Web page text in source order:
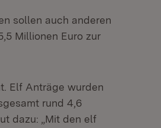
sollen auch anderen
Millionen Euro zur
Elf Anträge wurden
rund 4,6
dazu: „Mit den elf